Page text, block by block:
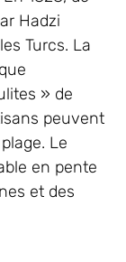
Hadzi
Turcs. La
» de
peuvent
Le
en pente
et des